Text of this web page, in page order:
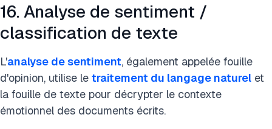
16. Analyse de sentiment /
classification de texte
L'analyse de sentiment, également appelée fouille
d'opinion, utilise le traitement du langage naturel et
la fouille de texte pour décrypter le contexte
émotionnel des documents écrits.